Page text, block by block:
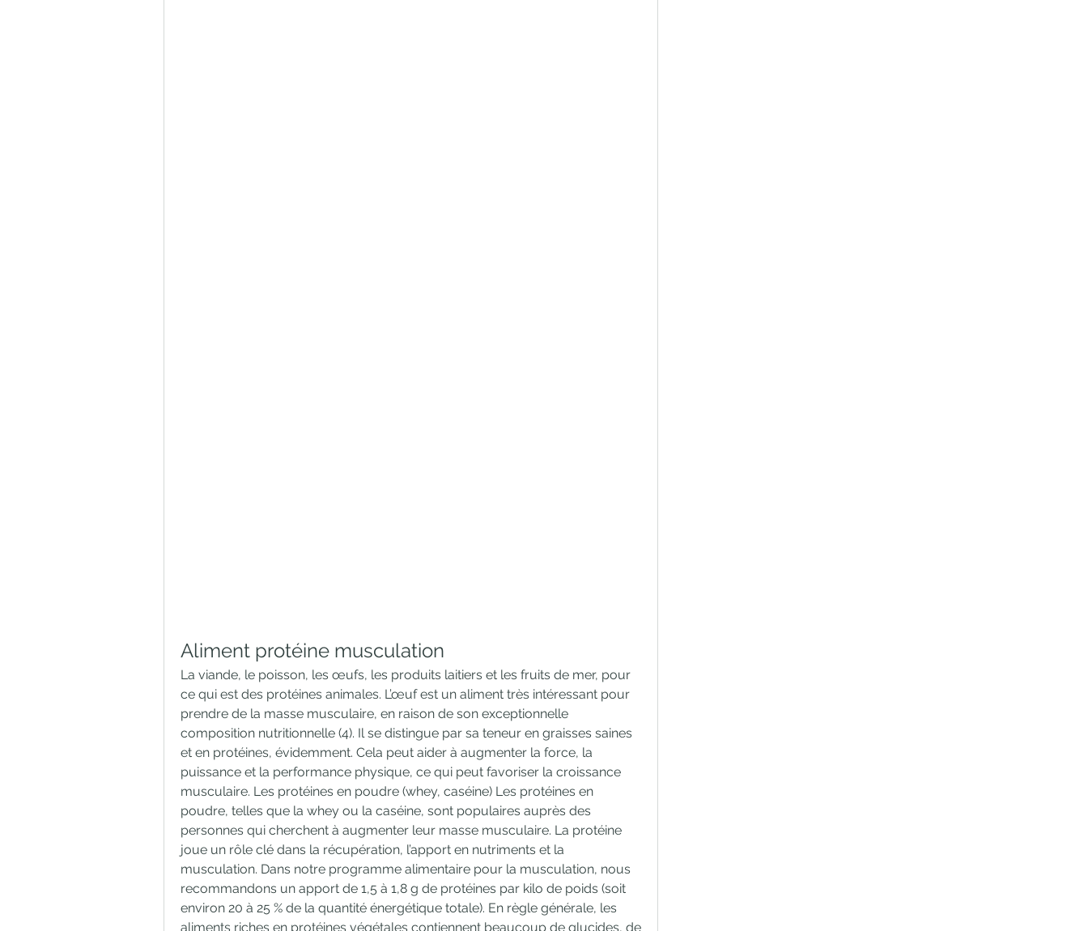
Aliment protéine musculation
La viande, le poisson, les œufs, les produits laitiers et les fruits de mer, pour
ce qui est des protéines animales. L’œuf est un aliment très intéressant pour
prendre de la masse musculaire, en raison de son exceptionnelle
composition nutritionnelle (4). Il se distingue par sa teneur en graisses saines
et en protéines, évidemment. Cela peut aider à augmenter la force, la
puissance et la performance physique, ce qui peut favoriser la croissance
musculaire. Les protéines en poudre (whey, caséine) Les protéines en
poudre, telles que la whey ou la caséine, sont populaires auprès des
personnes qui cherchent à augmenter leur masse musculaire. La protéine
joue un rôle clé dans la récupération, l’apport en nutriments et la
musculation. Dans notre programme alimentaire pour la musculation, nous
recommandons un apport de 1,5 à 1,8 g de protéines par kilo de poids (soit
environ 20 à 25 % de la quantité énergétique totale). En règle générale, les
aliments riches en protéines végétales contiennent beaucoup de glucides, de